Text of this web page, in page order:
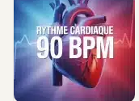
simples